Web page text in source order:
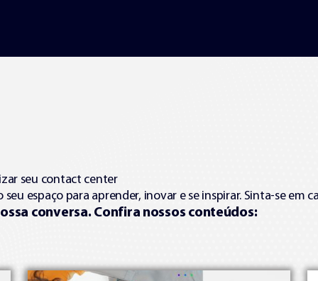
seu contact center
espaço para aprender, inovar e se inspirar. Sinta-se em
conversa. Confira nossos conteúdos: